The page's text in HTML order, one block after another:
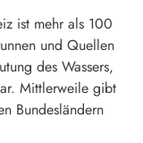
ist mehr als 100
und Quellen
des Wassers,
Mittlerweile gibt
Bundesländern